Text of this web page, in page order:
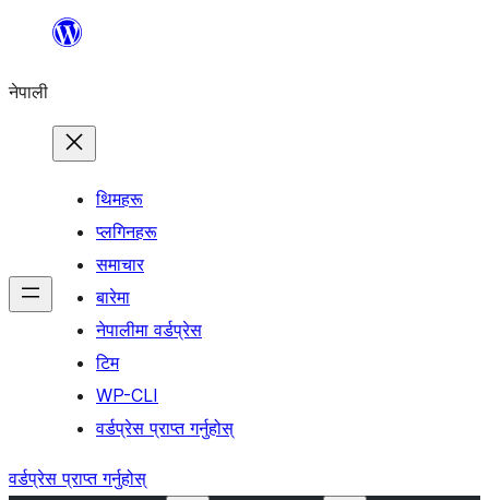
सामग्रीमा
नेपाली
थिमहरू
प्लगिनहरू
समाचार
बारेमा
नेपालीमा वर्डप्रेस
टिम
WP-CLI
वर्डप्रेस प्राप्त गर्नुहोस्
वर्डप्रेस प्राप्त गर्नुहोस्